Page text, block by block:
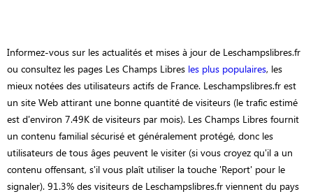
Informez-vous sur les actualités et mises à jour de Leschampslibres.fr
ou consultez les pages Les Champs Libres les plus populaires, les
mieux notées des utilisateurs actifs de France. Leschampslibres.fr est
un site Web attirant une bonne quantité de visiteurs (le trafic estimé
est d'environ 7.49K de visiteurs par mois). Les Champs Libres fournit
un contenu familial sécurisé et généralement protégé, donc les
utilisateurs de tous âges peuvent le visiter (si vous croyez qu'il a un
contenu offensant, s'il vous plaît utiliser la touche 'Report' pour le
signaler). 91.3% des visiteurs de Leschampslibres.fr viennent du pays